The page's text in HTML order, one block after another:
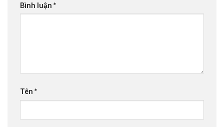
Bình luận *
Tên *